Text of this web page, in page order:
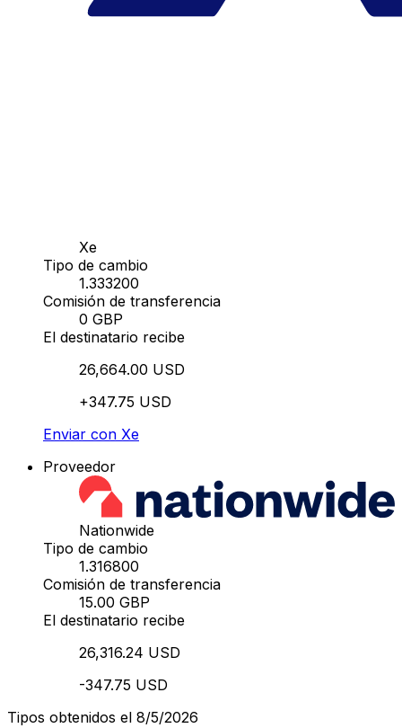
Xe
Tipo de cambio
1.333200
Comisión de transferencia
0 GBP
El destinatario recibe
26,664.00 USD
+347.75 USD
Enviar con Xe
Proveedor
Nationwide
Tipo de cambio
1.316800
Comisión de transferencia
15.00 GBP
El destinatario recibe
26,316.24 USD
-347.75 USD
Tipos obtenidos el 8/5/2026